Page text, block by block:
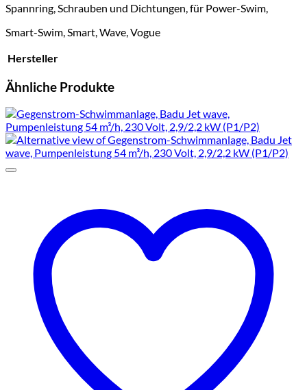
Spannring, Schrauben und Dichtungen, für Power-Swim,
Smart-Swim, Smart, Wave, Vogue
Hersteller
Ähnliche Produkte